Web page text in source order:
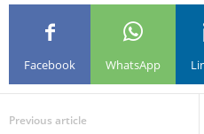
Facebook WhatsApp
Previous article